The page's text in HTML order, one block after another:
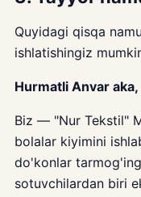
Quyidagi qisqa
ishlatishingiz
Hurmatli Anvar aka,
Biz — "Nur Tekstil"
bolalar kiyimini
do'konlar
sotuvchilardan biri